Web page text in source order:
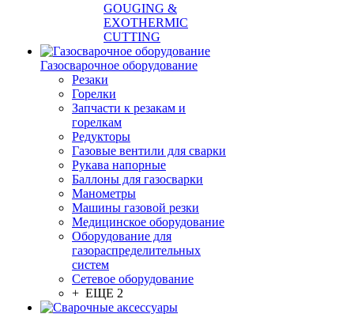
GOUGING &
EXOTHERMIC
CUTTING
Газосварочное оборудование
Резаки
Горелки
Запчасти к резакам и
горелкам
Редукторы
Газовые вентили для сварки
Рукава напорные
Баллоны для газосварки
Манометры
Машины газовой резки
Медицинское оборудование
Оборудование для
газораспределительных
систем
Сетевое оборудование
+ ЕЩЕ 2